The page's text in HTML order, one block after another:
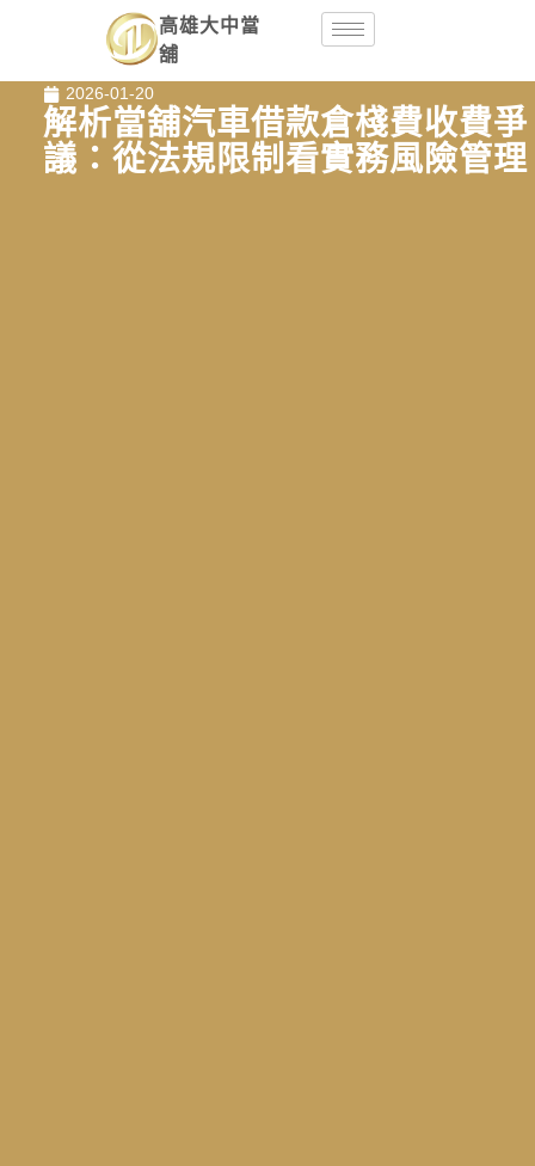
高雄大中當
舖
2026-01-20
解析當舖汽車借款倉棧費收費爭
議：從法規限制看實務風險管理